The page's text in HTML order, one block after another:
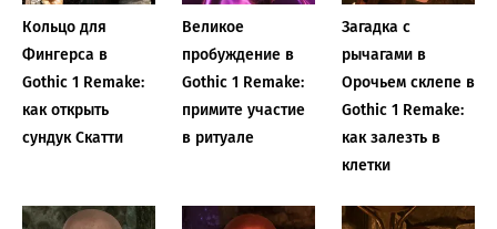
Кольцо для
Фингерса в
Gothic 1 Remake:
как открыть
сундук Скатти
Великое
пробуждение в
Gothic 1 Remake:
примите участие
в ритуале
Загадка с
рычагами в
Орочьем склепе в
Gothic 1 Remake:
как залезть в
клетки